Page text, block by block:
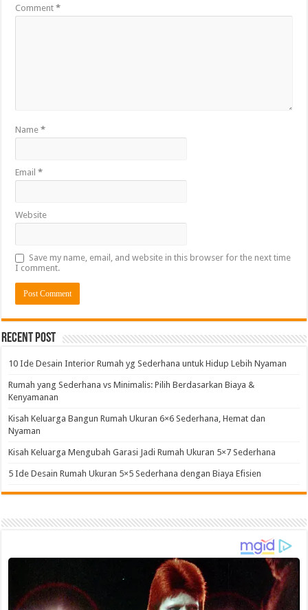
Comment*
Name*
Email*
Website
Save my name, email, and website in this browser for the next time
I comment.
Alternative:
Recent Post
10 Ide Desain Interior Rumah yg Sederhana untuk Hidup Lebih Nyaman
Rumah yang Sederhana vs Minimalis: Pilih Berdasarkan Biaya &
Kenyamanan
Kisah Keluarga Bangun Rumah Ukuran 6×6 Sederhana, Hemat dan
Nyaman
Kisah Keluarga Mengubah Garasi Jadi Rumah Ukuran 5×7 Sederhana
5 Ide Desain Rumah Ukuran 5×5 Sederhana dengan Biaya Efisien